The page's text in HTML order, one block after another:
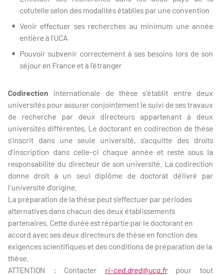
cotutelle selon des modalités établies par une convention
Venir effectuer ses recherches au minimum une année
entière à l’UCA
Pouvoir subvenir correctement à ses besoins lors de son
séjour en France et à l’étranger
Codirection internationale de thèse s'établit entre deux
universités pour assurer conjointement le suivi de ses travaux
de recherche par deux directeurs appartenant à deux
universités différentes. Le doctorant en codirection de thèse
s’inscrit dans une seule université, s’acquitte des droits
d’inscription dans celle-ci chaque année et reste sous la
responsabilité du directeur de son université. La codirection
donne droit à un seul diplôme de doctorat délivré par
l'université d’origine.
La préparation de la thèse peut s’effectuer par périodes
alternatives dans chacun des deux établissements
partenaires. Cette durée est répartie par le doctorant en
accord avec ses deux directeurs de thèse en fonction des
exigences scientifiques et des conditions de préparation de la
thèse.
ATTENTION : Contacter ri-ced.dred@uca.frpour tout